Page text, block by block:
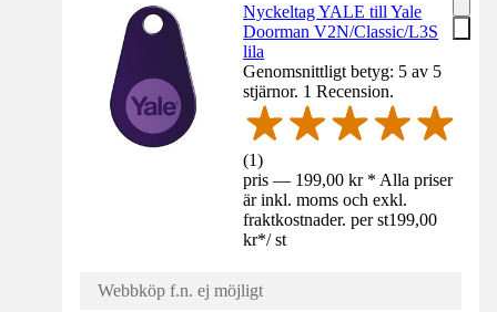
Nyckeltag YALE till Yale
Doorman V2N/Classic/L3S
lila
Genomsnittligt betyg: 5 av 5
stjärnor. 1 Recension.
(1)
pris — 199,00 kr * Alla priser
är inkl. moms och exkl.
fraktkostnader. per st199,00
kr*/ st
Webbköp f.n. ej möjligt